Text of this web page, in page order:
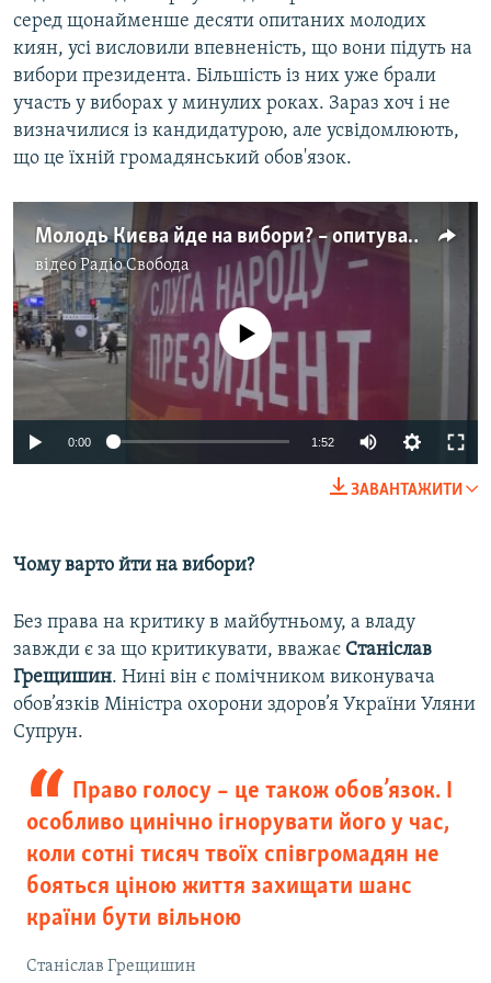
серед щонайменше десяти опитаних молодих
киян, усі висловили впевненість, що вони підуть на
вибори президента. Більшість із них уже брали
участь у виборах у минулих роках. Зараз хоч і не
визначилися із кандидатурою, але усвідомлюють,
що це їхній громадянський обов'язок.
Молодь Києва йде на вибори? – опитування
відеоРадіо Свобода
No media source currently available
0:00 1:52
ЗАВАНТАЖИТИ
Чому варто йти на вибори?
Без права на критику в майбутньому, а владу
завжди є за що критикувати, вважає Станіслав
Грещишин. Нині він є помічником виконувача
обов’язків Міністра охорони здоров’я України Уляни
Супрун.
Право голосу – це також обов’язок. І
особливо цинічно ігнорувати його у час,
коли сотні тисяч твоїх співгромадян не
бояться ціною життя захищати шанс
країни бути вільною
Станіслав Грещишин